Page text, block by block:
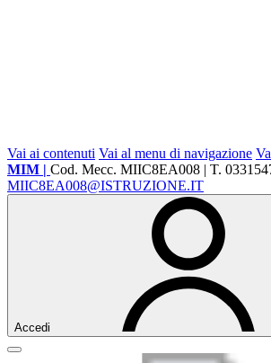
Vai ai contenuti Vai al menu di navigazione
MIM | Cod. Mecc. MIIC8EA008 | T.
MIIC8EA008@ISTRUZIONE.IT
Accedi